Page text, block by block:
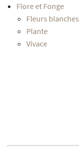
Flore et Fonge
Fleurs blanches
Plante
Vivace